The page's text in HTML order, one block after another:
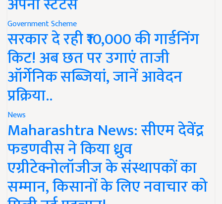
Government Scheme
सरकार दे रही ₹10,000 की गार्डनिंग
किट! अब छत पर उगाएं ताजी
ऑर्गेनिक सब्जियां, जानें आवेदन
प्रक्रिया..
News
Maharashtra News: सीएम देवेंद्र
फडणवीस ने किया ध्रुव
एग्रीटेक्नोलॉजीज के संस्थापकों का
सम्मान, किसानों के लिए नवाचार को